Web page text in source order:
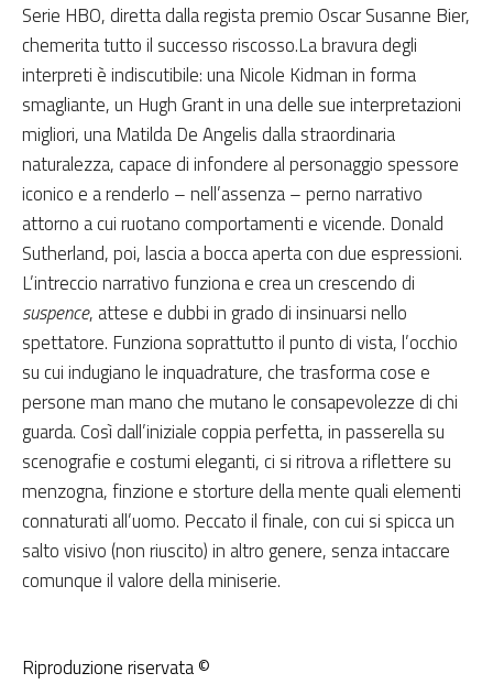
Serie HBO, diretta dalla regista premio Oscar Susanne Bier,
chemerita tutto il successo riscosso.La bravura degli
interpreti è indiscutibile: una Nicole Kidman in forma
smagliante, un Hugh Grant in una delle sue interpretazioni
migliori, una Matilda De Angelis dalla straordinaria
naturalezza, capace di infondere al personaggio spessore
iconico e a renderlo – nell’assenza – perno narrativo
attorno a cui ruotano comportamenti e vicende. Donald
Sutherland, poi, lascia a bocca aperta con due espressioni.
L’intreccio narrativo funziona e crea un crescendo di
suspence, attese e dubbi in grado di insinuarsi nello
spettatore. Funziona soprattutto il punto di vista, l’occhio
su cui indugiano le inquadrature, che trasforma cose e
persone man mano che mutano le consapevolezze di chi
guarda. Così dall’iniziale coppia perfetta, in passerella su
scenografie e costumi eleganti, ci si ritrova a riflettere su
menzogna, finzione e storture della mente quali elementi
connaturati all’uomo. Peccato il finale, con cui si spicca un
salto visivo (non riuscito) in altro genere, senza intaccare
comunque il valore della miniserie.
Riproduzione riservata ©